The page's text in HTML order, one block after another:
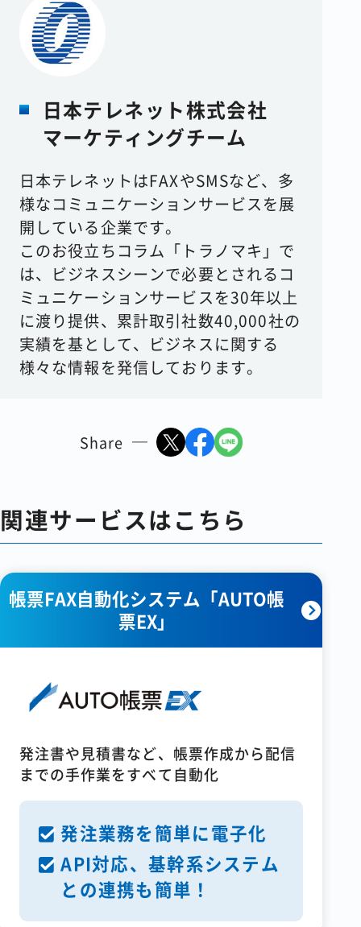
日本テレネット株式会社
マーケティングチーム
日本テレネットはFAXやSMSなど、多
様なコミュニケーションサービスを展
開している企業です。
このお役立ちコラム「トラノマキ」で
は、ビジネスシーンで必要とされるコ
ミュニケーションサービスを30年以上
に渡り提供、累計取引社数40,000社の
実績を基として、ビジネスに関する
様々な情報を発信しております。
Share
関連サービスはこちら
帳票FAX自動化システム「AUTO帳
票EX」
発注書や見積書など、帳票作成から配信
までの手作業をすべて自動化
発注業務を簡単に電子化
API対応、基幹系システム
との連携も簡単！